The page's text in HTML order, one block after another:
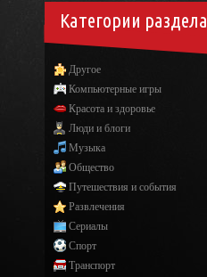
Категории раздела
Другое
Компьютерные игры
Красота и здоровье
Люди и блоги
Музыка
Общество
Путешествия и события
Развлечения
Сериалы
Спорт
Транспорт